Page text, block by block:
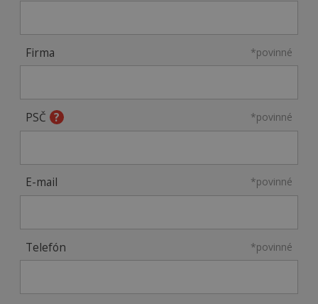
Firma *povinné
PSČ *povinné
E-mail *povinné
Telefón *povinné